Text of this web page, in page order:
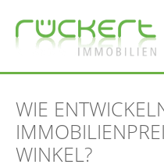
WIE
WINKEL?